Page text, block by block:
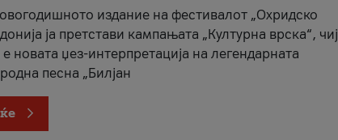
издание на фестивалот „Охридско
ја претстави кампањата „Културна врска“, чиј
новата џез-интерпретација на легендарната
песна „Билјан